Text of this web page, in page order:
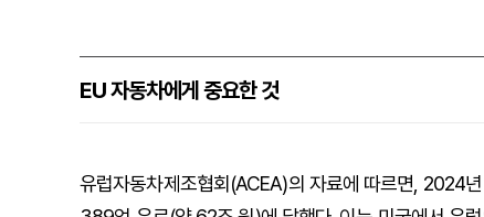
EU 자동차에게 중요한 것
유럽자동차제조협회(ACEA)의 자료에 따르면, 2024